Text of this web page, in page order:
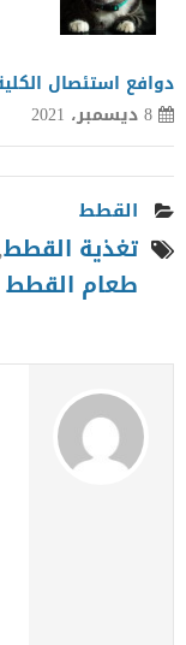
دوافع استئصال
8 ديسمبر، 2021
القطط
تغذية القطط
طعام القطط